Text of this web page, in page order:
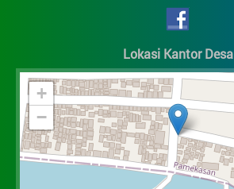
Lokasi Kantor Desa
+
−